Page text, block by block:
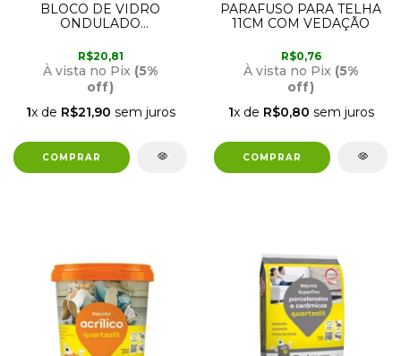
BLOCO DE VIDRO
ONDULADO
8
R$20,81
À vista no Pix (5%
off)
1x de R$21,90 sem juros
PARAFUSO PARA TELHA
11CM COM VEDAÇÃO
R$0,76
À vista no Pix (5%
off)
1x de R$0,80 sem juros